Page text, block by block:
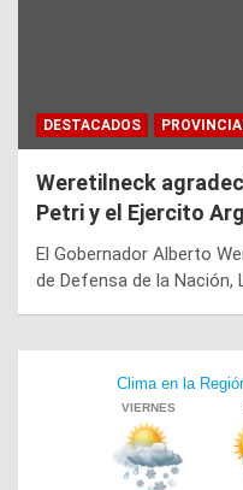
DESTACADOS
Weretilneck
Petri y el Ejercito
El Gobernador Alberto
de Defensa de la Nación,